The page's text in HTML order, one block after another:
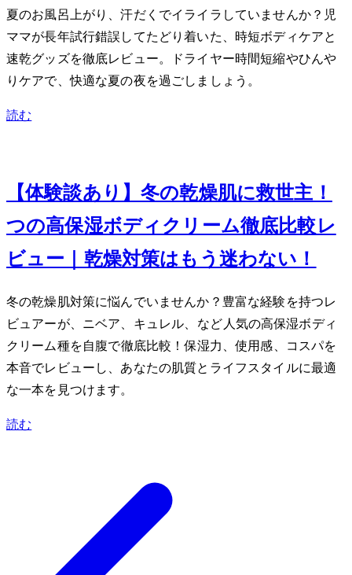
夏のお風呂上がり、汗だくでイライラしていませんか？2児
ママが長年試行錯誤してたどり着いた、時短ボディケアと
速乾グッズを徹底レビュー。ドライヤー時間短縮やひんや
りケアで、快適な夏の夜を過ごしましょう。
読む
【体験談あり】冬の乾燥肌に救世主！5
つの高保湿ボディクリーム徹底比較レ
ビュー｜乾燥対策はもう迷わない！
冬の乾燥肌対策に悩んでいませんか？豊富な経験を持つレ
ビュアーが、ニベア、キュレル、SABONなど人気の高保湿ボディ
クリーム3種を自腹で徹底比較！保湿力、使用感、コスパを
本音でレビューし、あなたの肌質とライフスタイルに最適
な一本を見つけます。
読む